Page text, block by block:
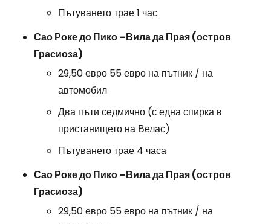
Пътуването трае 1 час
Сао Роке до Пико –Вила да Прая (остров
Грасиоза)
29,50 евро 55 евро на пътник / на
автомобил
Два пъти седмично (с една спирка в
пристанището на Велас)
Пътуването трае 4 часа
Сао Роке до Пико –Вила да Прая (остров
Грасиоза)
29,50 евро 55 евро на пътник / на